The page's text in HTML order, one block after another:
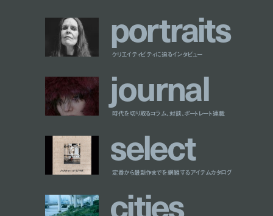
portraits
クリエイティビティに迫るインタビュー
journal
時代を切り取るコラム、対談、ポートレート連載
select
定番から最新作までを網羅するアイテムカタログ
cities